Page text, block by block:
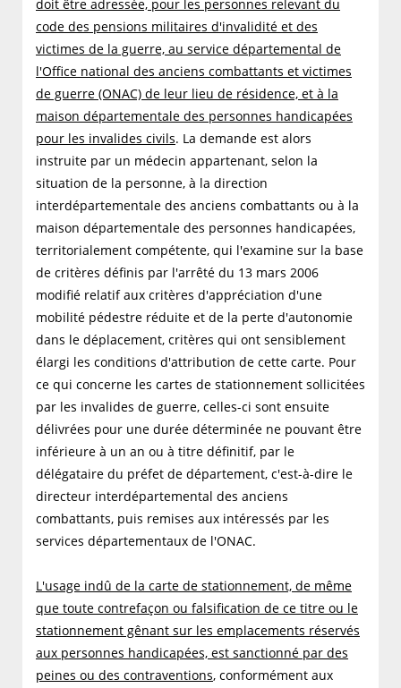
doit être adressée, pour les personnes relevant du
code des pensions militaires d'invalidité et des
victimes de la guerre, au service départemental de
l'Office national des anciens combattants et victimes
de guerre (ONAC) de leur lieu de résidence, et à la
maison départementale des personnes handicapées
pour les invalides civils. La demande est alors
instruite par un médecin appartenant, selon la
situation de la personne, à la direction
interdépartementale des anciens combattants ou à la
maison départementale des personnes handicapées,
territorialement compétente, qui l'examine sur la base
de critères définis par l'arrêté du 13 mars 2006
modifié relatif aux critères d'appréciation d'une
mobilité pédestre réduite et de la perte d'autonomie
dans le déplacement, critères qui ont sensiblement
élargi les conditions d'attribution de cette carte. Pour
ce qui concerne les cartes de stationnement sollicitées
par les invalides de guerre, celles-ci sont ensuite
délivrées pour une durée déterminée ne pouvant être
inférieure à un an ou à titre définitif, par le
délégataire du préfet de département, c'est-à-dire le
directeur interdépartemental des anciens
combattants, puis remises aux intéressés par les
services départementaux de l'ONAC.
L'usage indû de la carte de stationnement, de même
que toute contrefaçon ou falsification de ce titre ou le
stationnement gênant sur les emplacements réservés
aux personnes handicapées, est sanctionné par des
peines ou des contraventions, conformément aux